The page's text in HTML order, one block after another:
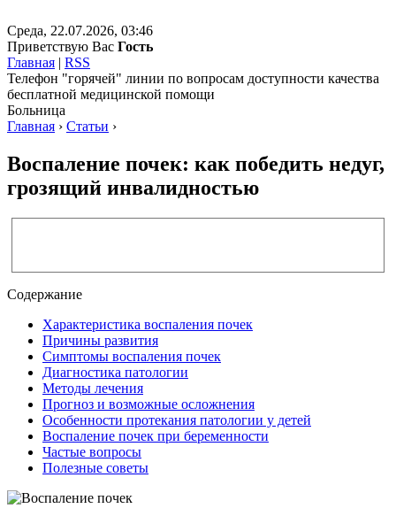
Среда, 22.07.2026, 03:46
Приветствую Вас Гость
Главная | RSS
Телефон "горячей" линии по вопросам доступности качества
бесплатной медицинской помощи
Больница
Главная › Статьи ›
Воспаление почек: как победить недуг,
грозящий инвалидностью
Содержание
Характеристика воспаления почек
Причины развития
Симптомы воспаления почек
Диагностика патологии
Методы лечения
Прогноз и возможные осложнения
Особенности протекания патологии у детей
Воспаление почек при беременности
Частые вопросы
Полезные советы